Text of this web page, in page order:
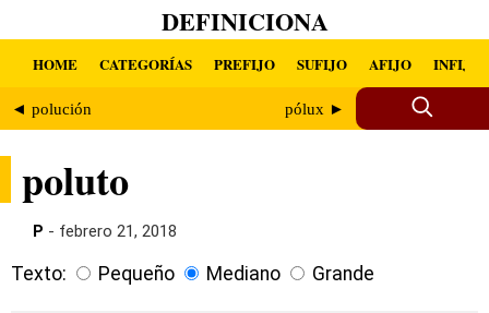
DEFINICIONA
HOME CATEGORÍAS PREFIJO SUFIJO AFIJO INFIJO
◄ polución pólux ►
poluto
P - febrero 21, 2018
Texto: Pequeño Mediano Grande